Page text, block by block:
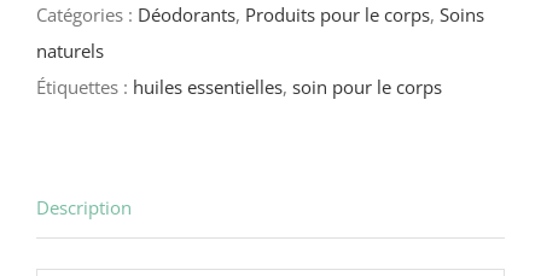
&
Catégories : Déodorants, Produits pour le corps, Soins
naturels
Étiquettes : huiles essentielles, soin pour le corps
Description